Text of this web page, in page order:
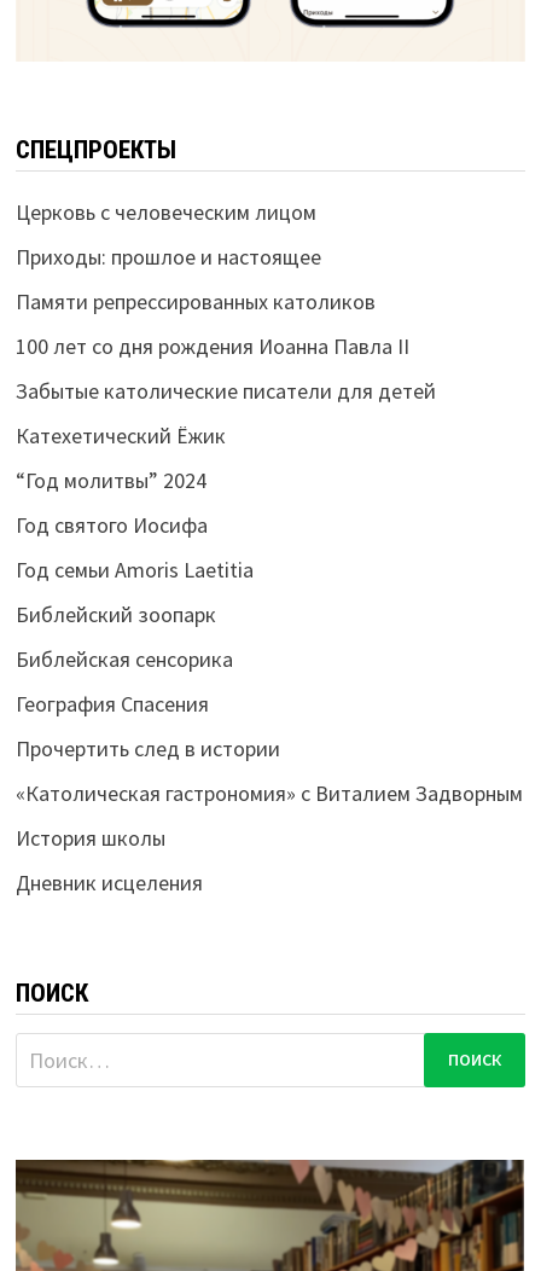
СПЕЦПРОЕКТЫ
Церковь с человеческим лицом
Приходы: прошлое и настоящее
Памяти репрессированных католиков
100 лет со дня рождения Иоанна Павла II
Забытые католические писатели для детей
Катехетический Ёжик
“Год молитвы” 2024
Год святого Иосифа
Год семьи Amoris Laetitia
Библейский зоопарк
Библейская сенсорика
География Спасения
Прочертить след в истории
«Католическая гастрономия» с Виталием Задворным
История школы
Дневник исцеления
ПОИСК
Найти: